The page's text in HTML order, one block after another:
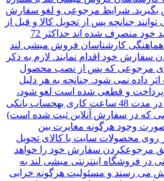
بگیرید. شرایط مرجوعی و لغو سفارش
چنانچه پس از تحویل کالا و قبل از
نصب محصول از خرید خود منصرف شده اند حداکثر 72
هماهنگی کارشناسان فروش میشی لند
خود اقدام نمایند. لازم به ذکر
مرجوعی که پس از نصب محصول
داده نمی شود. چنانچه به هر دلیل
و قطعی شده است لغو شود،
وجه پرداختی حداکثر در مدت 48 ساعت کاری بهحساب بانکی
که در سفارش آنلاین ثبت شده است)
وجود هرگونه مغایرت بین
روی محصولات سایت با کالای تحویل
مرجوعکردن سفارش خود را خواهد
در فروشگاه اینترنتی میشی لند به
می رسند و مسئولیت هرگونه خرابی